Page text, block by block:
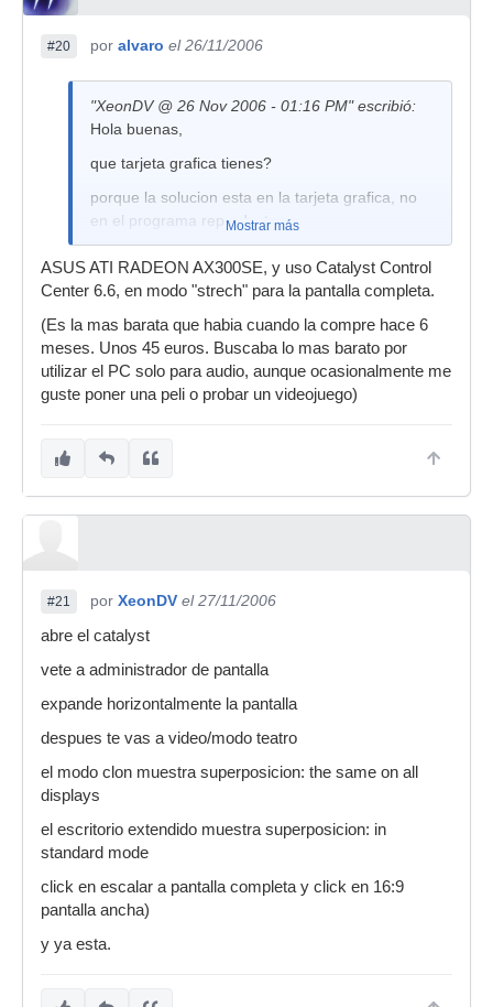
#20 por alvaro el 26/11/2006
"XeonDV @ 26 Nov 2006 - 01:16 PM" escribió:
Hola buenas,
que tarjeta grafica tienes?
porque la solucion esta en la tarjeta grafica, no
en el programa reproductor
Mostrar más
ASUS ATI RADEON AX300SE, y uso Catalyst Control
Center 6.6, en modo "strech" para la pantalla completa.
(Es la mas barata que habia cuando la compre hace 6
meses. Unos 45 euros. Buscaba lo mas barato por
utilizar el PC solo para audio, aunque ocasionalmente me
guste poner una peli o probar un videojuego)
#21 por XeonDV el 27/11/2006
abre el catalyst
vete a administrador de pantalla
expande horizontalmente la pantalla
despues te vas a video/modo teatro
el modo clon muestra superposicion: the same on all
displays
el escritorio extendido muestra superposicion: in
standard mode
click en escalar a pantalla completa y click en 16:9
pantalla ancha)
y ya esta.